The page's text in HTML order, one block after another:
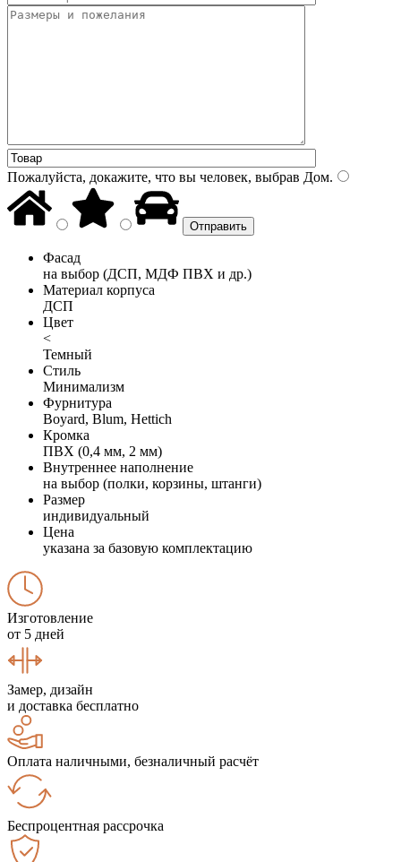
Пожалуйста, докажите, что вы человек, выбрав Дом.
Фасад
на выбор (ДСП, МДФ ПВХ и др.)
Материал корпуса
ДСП
Цвет
<
Темный
Стиль
Минимализм
Фурнитура
Boyard, Blum, Hettich
Кромка
ПВХ (0,4 мм, 2 мм)
Внутреннее наполнение
на выбор (полки, корзины, штанги)
Размер
индивидуальный
Цена
указана за базовую комплектацию
Изготовление
от 5 дней
Замер, дизайн
и доставка бесплатно
Оплата наличными, безналичный расчёт
Беспроцентная рассрочка